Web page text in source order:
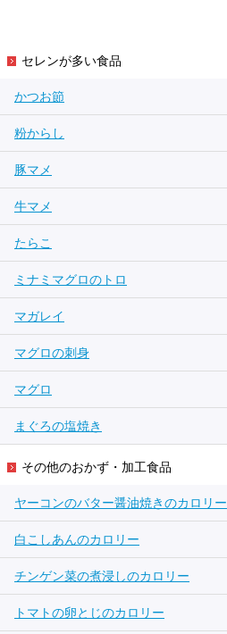
セレンが多い食品
かつお節
粉からし
豚マメ
牛マメ
たらこ
ミナミマグロのトロ
マガレイ
マグロの刺身
マグロ
まぐろの塩焼き
その他のおかず・加工食品
ヤーコンのバター醤油焼きのカロリー
白こしあんのカロリー
チンゲン菜の煮浸しのカロリー
トマトの卵とじのカロリー